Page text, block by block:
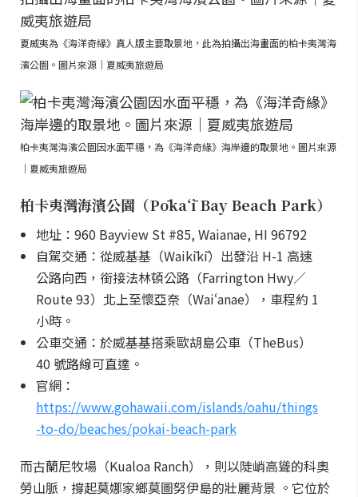
夏威夷為《海洋奇緣》真人版主要取景地，此為拍攝出海畫面的柏卡夷灣海
濱公園。圖片來源｜夏威夷旅遊局
柏卡夷灣海濱公園因水面平穩，為《海洋奇緣》海岸邊的取景地。圖片來源
｜夏威夷旅遊局
柏卡夷灣海濱公園（Pōkaʻī Bay Beach Park）
地址：960 Bayview St #85, Waianae, HI 96792
自駕交通：從威基基（Waikīkī）出發沿 H-1 高速
公路向西，銜接法林頓公路（Farrington Hwy／
Route 93）北上至懷亞奈（Waiʻanae），車程約 1
小時。
公車交通：於威基基搭乘歐胡島公車（TheBus）
40 號路線可直達。
官網：
https://www.gohawaii.com/islands/oahu/things
-to-do/beaches/pokai-beach-park
而古蘭尼牧場（Kualoa Ranch），則以陡峭高聳的科奧
勞山脈，撐起莫娜家鄉莫圖努伊島的壯麗背景 。它位於